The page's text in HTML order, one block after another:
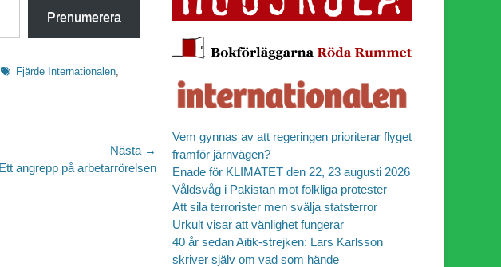
Prenumerera
Etiketter
Fjärde Internationalen,
Nästa →
Ett angrepp på arbetarrörelsen
Vem gynnas av att regeringen prioriterar flyget
framför järnvägen?
Enade för KLIMATET den 22, 23 augusti 2026
Våldsvåg i Pakistan mot folkliga protester
Att sila terrorister men svälja statsterror
Urkult visar att vänlighet fungerar
40 år sedan Aitik-strejken: Lars Karlsson
skriver själv om vad som hände